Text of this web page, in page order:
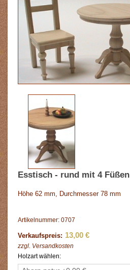
Esstisch - rund mit 4 Füßen
Höhe 62 mm, Durchmesser 78 mm
Artikelnummer: 0707
Verkaufspreis: 13,00 €
zzgl. Versandkosten
Holzart wählen: